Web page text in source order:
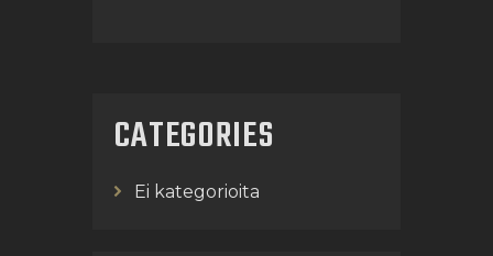
CATEGORIES
Ei kategorioita